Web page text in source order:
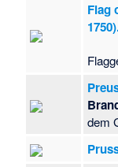
Flag
dem